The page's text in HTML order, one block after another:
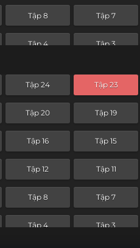
Tập 8 Tập 7
Tập 4 Tập 3
Tập 24 Tập 23
Tập 20 Tập 19
Tập 16 Tập 15
Tập 12 Tập 11
Tập 8 Tập 7
Tập 4 Tập 3